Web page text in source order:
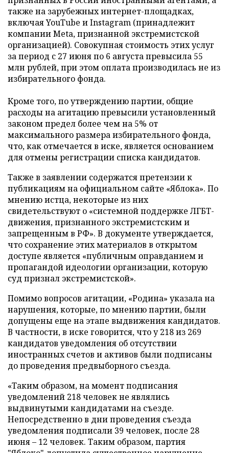
также на зарубежных интернет-площадках,
включая YouTube и Instagram (принадлежит
компании Meta, признанной экстремистской
организацией). Совокупная стоимость этих услуг
за период с 27 июня по 6 августа превысила 55
млн рублей, при этом оплата производилась не из
избирательного фонда.
Кроме того, по утверждению партии, общие
расходы на агитацию превысили установленный
законом предел более чем на 5% от
максимального размера избирательного фонда,
что, как отмечается в иске, является основанием
для отмены регистрации списка кандидатов.
Также в заявлении содержатся претензии к
публикациям на официальном сайте «Яблока». По
мнению истца, некоторые из них
свидетельствуют о «системной поддержке ЛГБТ-
движения, признанного экстремистским и
запрещенным в РФ». В документе утверждается,
что сохранение этих материалов в открытом
доступе является «публичным оправданием и
пропагандой идеологии организации, которую
суд признал экстремистской».
Помимо вопросов агитации, «Родина» указала на
нарушения, которые, по мнению партии, были
допущены еще на этапе выдвижения кандидатов.
В частности, в иске говорится, что у 218 из 269
кандидатов уведомления об отсутствии
иностранных счетов и активов были подписаны
до проведения предвыборного съезда.
«Таким образом, на момент подписания
уведомлений 218 человек не являлись
выдвинутыми кандидатами на съезде.
Непосредственно в дни проведения съезда
уведомления подписали 39 человек, после 28
июня – 12 человек. Таким образом, партия